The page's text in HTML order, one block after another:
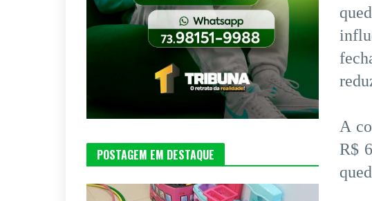
A
R$
POSTAGEM EM DESTAQUE